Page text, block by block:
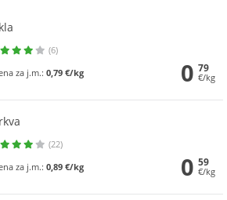
(6)
za j.m.: 0,79 €/kg 0 79
€/kg
(22)
za j.m.: 0,89 €/kg 0 59
€/kg